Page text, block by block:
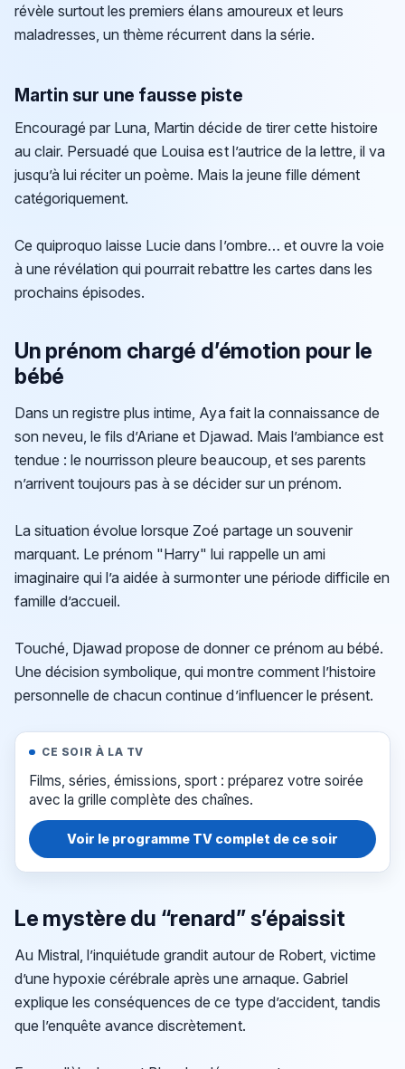
révèle surtout les premiers élans amoureux et leurs
maladresses, un thème récurrent dans la série.
Martin sur une fausse piste
Encouragé par Luna, Martin décide de tirer cette histoire
au clair. Persuadé que Louisa est l’autrice de la lettre, il va
jusqu’à lui réciter un poème. Mais la jeune fille dément
catégoriquement.
Ce quiproquo laisse Lucie dans l’ombre… et ouvre la voie
à une révélation qui pourrait rebattre les cartes dans les
prochains épisodes.
Un prénom chargé d’émotion pour le
bébé
Dans un registre plus intime, Aya fait la connaissance de
son neveu, le fils d’Ariane et Djawad. Mais l’ambiance est
tendue : le nourrisson pleure beaucoup, et ses parents
n’arrivent toujours pas à se décider sur un prénom.
La situation évolue lorsque Zoé partage un souvenir
marquant. Le prénom "Harry" lui rappelle un ami
imaginaire qui l’a aidée à surmonter une période difficile en
famille d’accueil.
Touché, Djawad propose de donner ce prénom au bébé.
Une décision symbolique, qui montre comment l’histoire
personnelle de chacun continue d’influencer le présent.
CE SOIR À LA TV
Films, séries, émissions, sport : préparez votre soirée
avec la grille complète des chaînes.
Voir le programme TV complet de ce soir
Le mystère du “renard” s’épaissit
Au Mistral, l’inquiétude grandit autour de Robert, victime
d’une hypoxie cérébrale après une arnaque. Gabriel
explique les conséquences de ce type d’accident, tandis
que l’enquête avance discrètement.